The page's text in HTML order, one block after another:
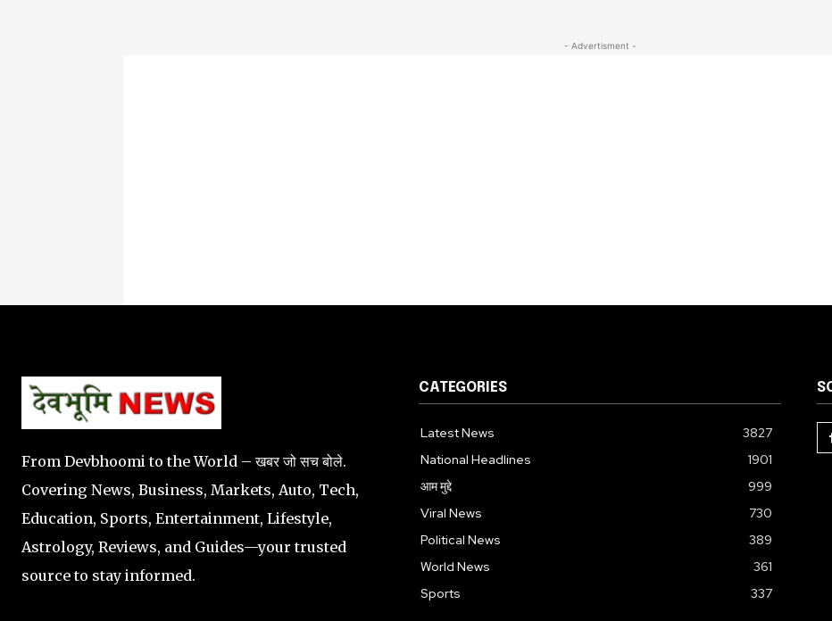
- Advertisment -
From Devbhoomi to the World – खबर जो सच बोले.
Covering News, Business, Markets, Auto, Tech,
Education, Sports, Entertainment, Lifestyle,
Astrology, Reviews, and Guides—your trusted
source to stay informed.
CATEGORIES
Latest News
3827
National Headlines
1901
आम मुद्दे
999
Viral News
730
Political News
389
World News
361
Sports
337